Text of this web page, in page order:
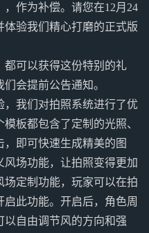
作为补偿。请您在12月24
体验我们精心打磨的正式版
都可以获得这份特别的礼
会提前公告通知。
，我们对拍照系统进行了优
板都包含了定制的光照、
即可快速生成精美的图
场功能，让拍照变得更加
定制功能，玩家可以在拍
此功能。开启后，角色周
以自由调节风的方向和强